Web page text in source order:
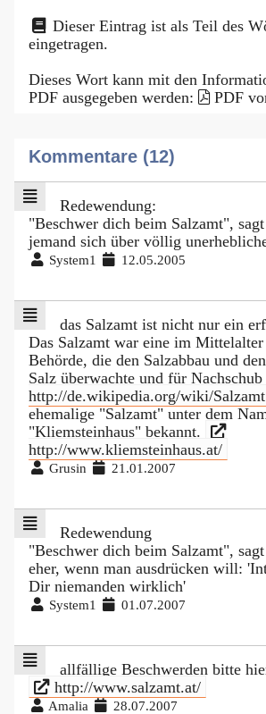
Dieser Eintrag ist als Teil des
eingetragen.
Dieses Wort kann mit den
PDF ausgegeben werden:
PDF
Kommentare (12)
Redewendung:
"Beschwer dich beim Salzamt",
jemand sich über völlig
System1 12.05.2005
das Salzamt ist nicht nur ein
Das Salzamt war eine im
Behörde, die den Salzabbau und
Salz überwachte und für Nachschub
http://de.wikipedia.org/wiki/Salzamt
ehemalige "Salzamt" unter dem
"Kliemsteinhaus" bekannt.
http://www.kliemsteinhaus.at/
Grusin 21.01.2007
Redewendung
"Beschwer dich beim Salzamt",
eher, wenn man ausdrücken will:
Dir niemanden wirklich'
System1 01.07.2007
allfällige Beschwerden bitte
http://www.salzamt.at/
Amalia 28.07.2007